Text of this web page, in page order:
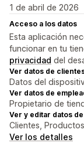
1 de abril de 2026
Acceso a los datos
Esta aplicación
funcionar en tu
privacidad del
Ver datos de
Datos del
Ver datos de
Propietario de
Ver y editar datos
Clientes,
Ver los detalles